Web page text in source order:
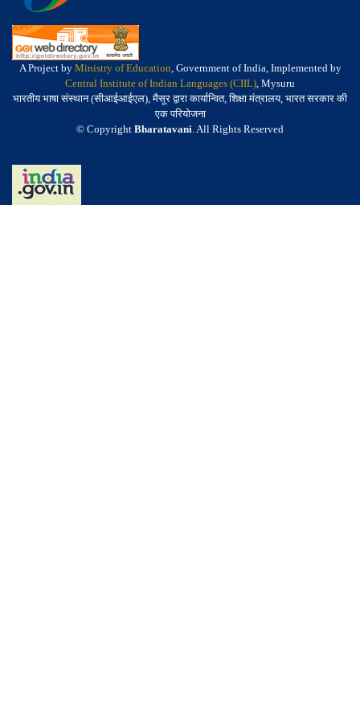
A Project by Ministry of Education, Government of India, Implemented by
Central Institute of Indian Languages (CIIL), Mysuru
भारतीय भाषा संस्थान (सीआईआईएल), मैसूर द्वारा कार्यान्वित, शिक्षा मंत्रालय, भारत सरकार की
एक परियोजना
© Copyright Bharatavani. All Rights Reserved